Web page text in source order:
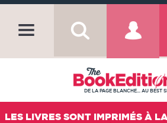
DE LA PAGE BLANCHE... AU BEST
LES LIVRES SONT IMPRIMÉS À